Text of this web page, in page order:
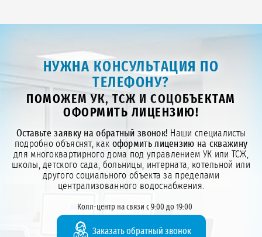
НУЖНА КОНСУЛЬТАЦИЯ ПО
ТЕЛЕФОНУ?
ПОМОЖЕМ УК, ТСЖ И СОЦОБЪЕКТАМ
ОФОРМИТЬ ЛИЦЕНЗИЮ!
Оставьте заявку на обратный звонок! Наши специалисты
подробно объяснят, как оформить лицензию на скважину
для многоквартирного дома под управлением УК или ТСЖ,
школы, детского сада, больницы, интерната, котельной или
другого социального объекта за пределами
централизованного водоснабжения.
Колл-центр на связи с 9:00 до 19:00
Заказать обратный звонок